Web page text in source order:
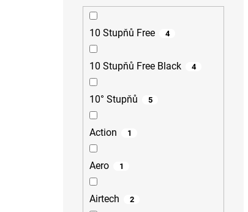
10 Stupňů Free 4
10 Stupňů Free Black 4
10° Stupňů 5
Action 1
Aero 1
Airtech 2